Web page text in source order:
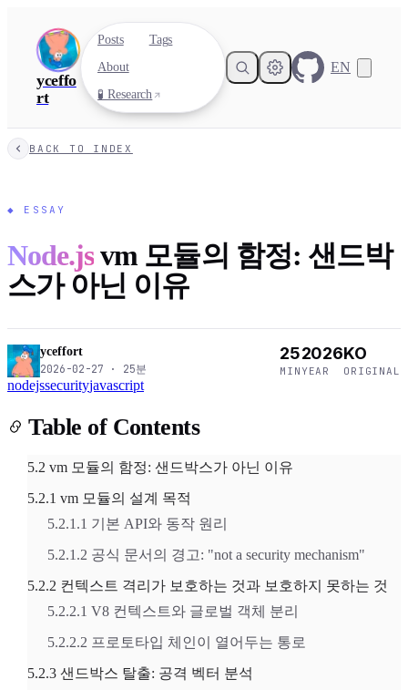
yceffo
rt
Posts
Tags
About
🧪 Research
EN
BACK TO INDEX
◆ ESSAY
Node.jsvm 모듈의 함정: 샌드박
스가 아닌 이유
yceffort
2026-02-27 · 25분
25
MIN
2026
YEAR
KO
ORIGINAL
nodejssecurityjavascript
Table of Contents
5.2 vm 모듈의 함정: 샌드박스가 아닌 이유
5.2.1 vm 모듈의 설계 목적
5.2.1.1 기본 API와 동작 원리
5.2.1.2 공식 문서의 경고: "not a security mechanism"
5.2.2 컨텍스트 격리가 보호하는 것과 보호하지 못하는 것
5.2.2.1 V8 컨텍스트와 글로벌 객체 분리
5.2.2.2 프로토타입 체인이 열어두는 통로
5.2.3 샌드박스 탈출: 공격 벡터 분석